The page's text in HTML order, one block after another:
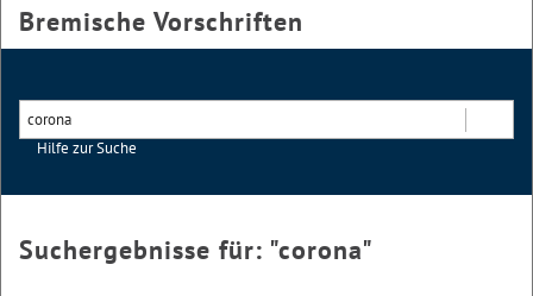
Bremische Vorschriften
Hilfe zur Suche
Suchergebnisse für: "corona"